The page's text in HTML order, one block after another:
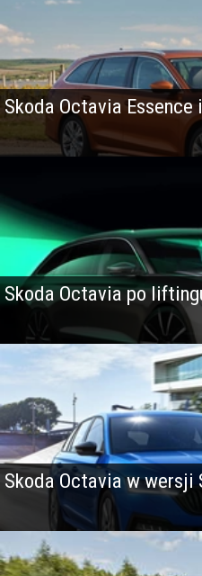
Skoda Octavia Essence
Skoda Octavia po
Skoda Octavia w wersji